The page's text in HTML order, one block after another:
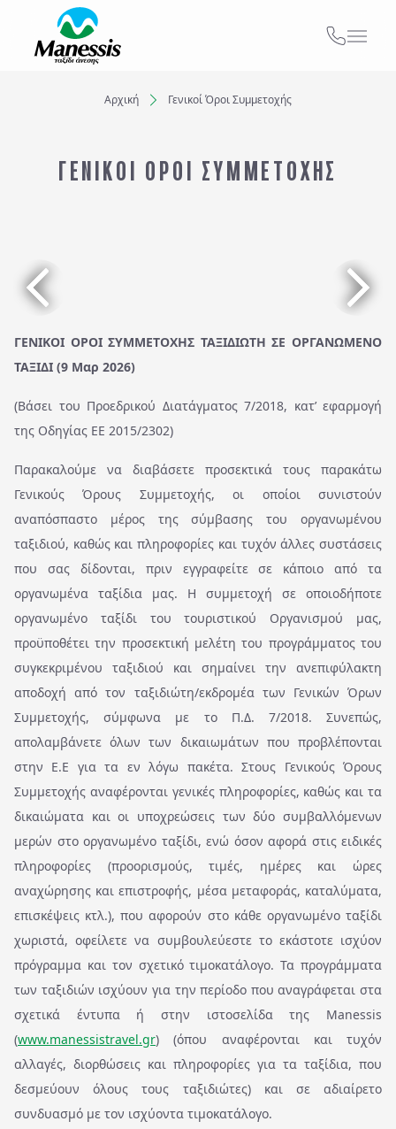
Προορισμός...
ΑΤΟΜΙΚΑ - TAILOR MADE TRIPS
ΕΚΔΡΟΜΕΣ ΣΥΛΛΟΓΩΝ - ΣΩΜΑΤΕΙΩΝ
Αρχική Γενικοί Όροι Συμμετοχής
ΓΕΝΙΚΟΙ ΟΡΟΙ ΣΥΜΜΕΤΟΧΗΣ
ΓΕΝΙΚΟΙ ΟΡΟΙ ΣΥΜΜΕΤΟΧΗΣ ΤΑΞΙΔΙΩΤΗ ΣΕ ΟΡΓΑΝΩΜΕΝΟ
ΤΑΞΙΔΙ (9 Μαρ 2026)
(Βάσει του Προεδρικού Διατάγματος 7/2018, κατ’ εφαρμογή
της Οδηγίας EE 2015/2302)
Παρακαλούμε να διαβάσετε προσεκτικά τους παρακάτω
Γενικούς Όρους Συμμετοχής, οι οποίοι συνιστούν
αναπόσπαστο μέρος της σύμβασης του οργανωμένου
ταξιδιού, καθώς και πληροφορίες και τυχόν άλλες συστάσεις
που σας δίδονται, πριν εγγραφείτε σε κάποιο από τα
οργανωμένα ταξίδια μας. Η συμμετοχή σε οποιοδήποτε
οργανωμένο ταξίδι του τουριστικού Οργανισμού μας,
προϋποθέτει την προσεκτική μελέτη του προγράμματος του
συγκεκριμένου ταξιδιού και σημαίνει την ανεπιφύλακτη
αποδοχή από τον ταξιδιώτη/εκδρομέα των Γενικών Όρων
Συμμετοχής,
σύμφωνα με το Π.Δ. 7/2018. Συνεπώς,
απολαμβάνετε όλων των δικαιωμάτων που προβλέπονται
στην Ε.Ε για τα εν λόγω πακέτα. Στους Γενικούς Όρους
Συμμετοχής αναφέρονται γενικές πληροφορίες, καθώς και τα
δικαιώματα και οι υποχρεώσεις των δύο συμβαλλόμενων
μερών στο οργανωμένο ταξίδι, ενώ όσον αφορά στις ειδικές
πληροφορίες (προορισμούς, τιμές, ημέρες και ώρες
αναχώρησης και επιστροφής, μέσα μεταφοράς, καταλύματα,
επισκέψεις κτλ.), που αφορούν στο κάθε οργανωμένο ταξίδι
χωριστά, οφείλετε να συμβουλεύεστε το εκάστοτε ισχύον
πρόγραμμα και τον σχετικό τιμοκατάλογο. Τα προγράμματα
των ταξιδιών ισχύουν για την περίοδο που αναγράφεται στα
σχετικά έντυπα ή στην ιστοσελίδα της Manessis
(www.manessistravel.gr) (όπου αναφέρονται και τυχόν
αλλαγές, διορθώσεις και πληροφορίες για τα ταξίδια, που
δεσμεύουν όλους τους ταξιδιώτες) και σε αδιαίρετο
συνδυασμό με τον ισχύοντα τιμοκατάλογο.